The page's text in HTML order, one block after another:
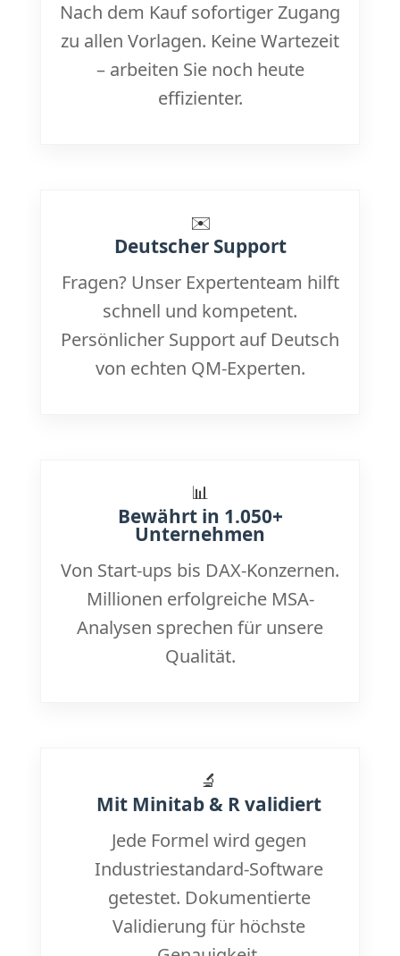
🔬
Mit Minitab & R validiert
Jede Formel wird gegen
Industriestandard-Software
getestet. Dokumentierte
Validierung für höchste
Nach dem Kauf sofortiger Zugang
zu allen Vorlagen. Keine Wartezeit
– arbeiten Sie noch heute
effizienter.
✉️
Deutscher Support
Fragen? Unser Expertenteam hilft
schnell und kompetent.
Persönlicher Support auf Deutsch
von echten QM-Experten.
📊
Bewährt in 1.050+
Unternehmen
Von Start-ups bis DAX-Konzernen.
Millionen erfolgreiche MSA-
Analysen sprechen für unsere
Qualität.